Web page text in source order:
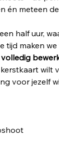
én meteen
half uur,
tijd maken
volledig
wilt
voor jezelf